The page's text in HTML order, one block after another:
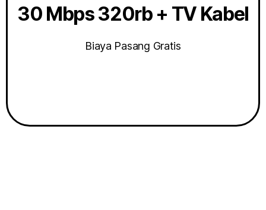
30 Mbps 320rb + TV Kabel
Biaya Pasang Gratis